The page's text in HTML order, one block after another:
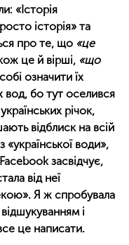
«Історія
історія» та
про те, що «це
це й вірші, «що
означити їх
вод, бо тут оселився
річок,
відблиск на всій
«української води»,
засвідчує,
від неї
Я ж спробувала
і
це написати.